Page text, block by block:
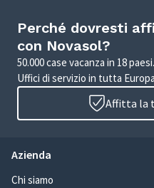
Perché dovresti
con Novasol?
50.000 case vacanza in 18
Uffici di servizio in tutta
Affitta la
Azienda
Chi siamo